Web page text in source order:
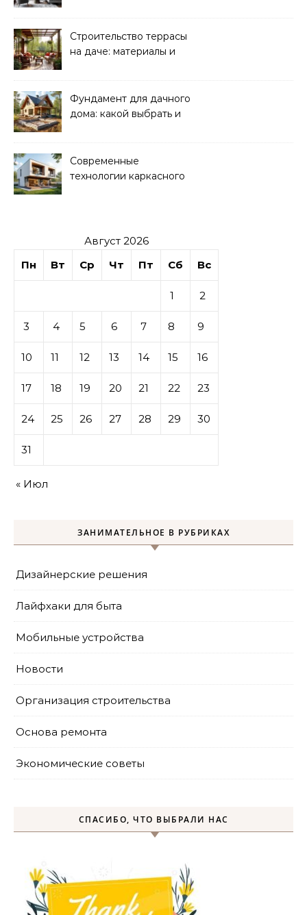
Строительство террасы
на даче: материалы и
Фундамент для дачного
дома: какой выбрать и
Современные
технологии каркасного
Август 2026
Пн
Вт Ср Чт Пт Сб Вс
1 2
3 4 5 6 7 8 9
10 11 12 13 14 15 16
17 18 19 20 21 22 23
24 25 26 27 28 29 30
31
« Июл
ЗАНИМАТЕЛЬНОЕ В РУБРИКАХ
Дизайнерские решения
Лайфхаки для быта
Мобильные устройства
Новости
Организация строительства
Основа ремонта
Экономические советы
СПАСИБО, ЧТО ВЫБРАЛИ НАС